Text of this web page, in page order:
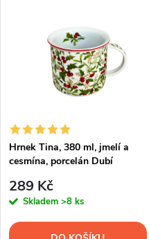
Hrnek Tina, 380 ml, jmelí a
cesmína, porcelán Dubí
289 Kč
Skladem >8 ks